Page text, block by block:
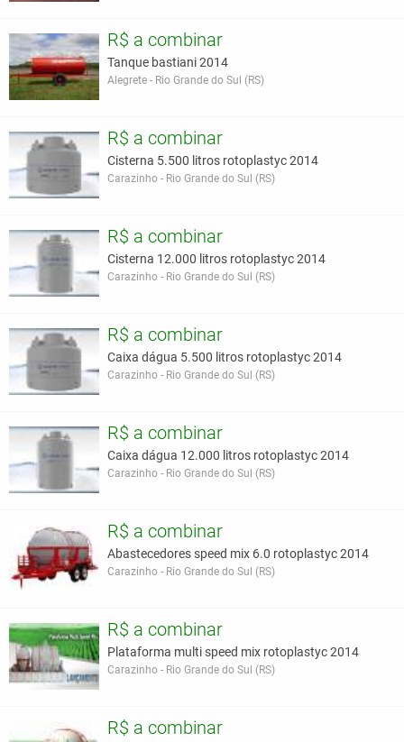
R$ a combinar
Tanque bastiani 2014
Alegrete - Rio Grande do Sul (RS)
R$ a combinar
Cisterna 5.500 litros rotoplastyc 2014
Carazinho - Rio Grande do Sul (RS)
R$ a combinar
Cisterna 12.000 litros rotoplastyc 2014
Carazinho - Rio Grande do Sul (RS)
R$ a combinar
Caixa dágua 5.500 litros rotoplastyc 2014
Carazinho - Rio Grande do Sul (RS)
R$ a combinar
Caixa dágua 12.000 litros rotoplastyc 2014
Carazinho - Rio Grande do Sul (RS)
R$ a combinar
Abastecedores speed mix 6.0 rotoplastyc 2014
Carazinho - Rio Grande do Sul (RS)
R$ a combinar
Plataforma multi speed mix rotoplastyc 2014
Carazinho - Rio Grande do Sul (RS)
R$ a combinar